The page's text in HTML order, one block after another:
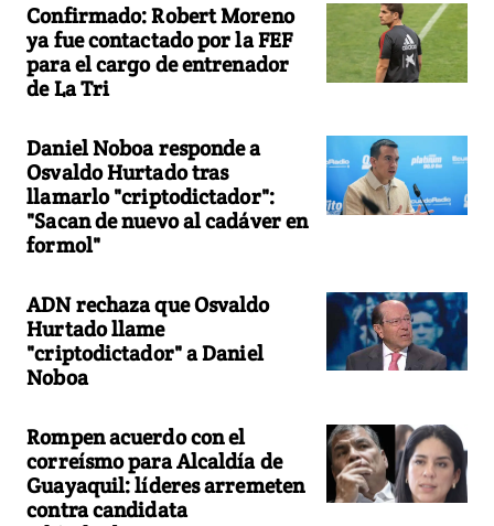
Confirmado: Robert Moreno
ya fue contactado por la FEF
para el cargo de entrenador
de La Tri
Daniel Noboa responde a
Osvaldo Hurtado tras
llamarlo "criptodictador":
"Sacan de nuevo al cadáver en
formol"
ADN rechaza que Osvaldo
Hurtado llame
"criptodictador" a Daniel
Noboa
Rompen acuerdo con el
correísmo para Alcaldía de
Guayaquil: líderes arremeten
contra candidata